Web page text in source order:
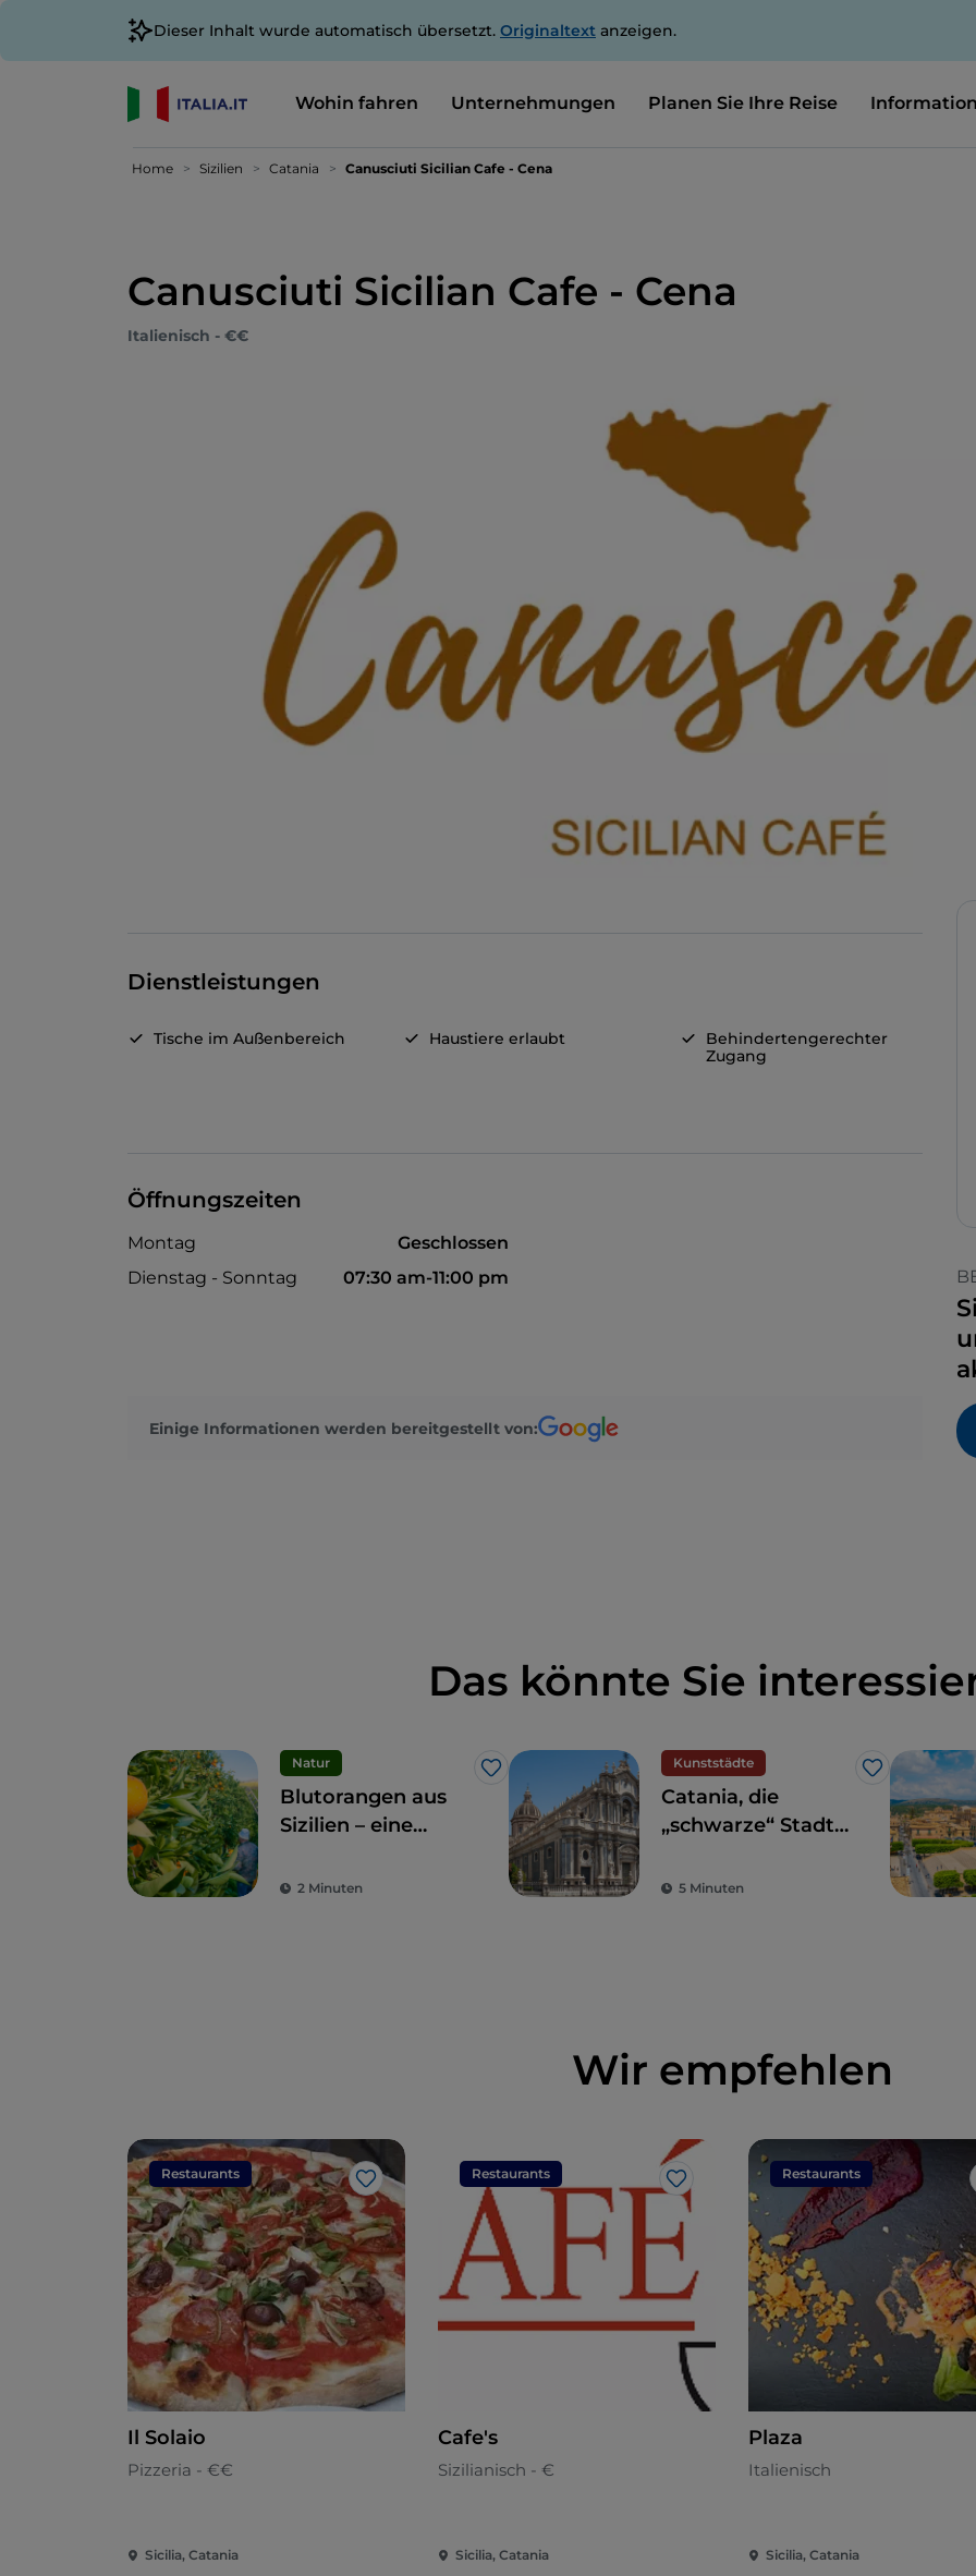
Dieser Inhalt wurde automatisch übersetzt. Originaltext anzeigen.
Wohin fahren Unternehmungen Planen Sie Ihre Reise
Home Sizilien Catania Canusciuti Sicilian Cafe - Cena
Canusciuti Sicilian Cafe - Cena
Italienisch - €€
Dienstleistungen
Tische im Außenbereich Haustiere erlaubt
Behindertengerechter
Zugang
Öffnungszeiten
Montag
Geschlossen
Dienstag - Sonntag
07:30 am-11:00 pm
Einige Informationen werden bereitgestellt von:
Das könnte Sie
Natur
Like
Blutorangen aus
Sizilien – eine
Delikatesse
2 Minuten
Kunststädte
Like
Catania, die
„schwarze“ Stadt
5 Minuten
Wir empfehlen
Restaurants
Like
Il Solaio
Pizzeria - €€
Sicilia, Catania
Restaurants
Like
Cafe's
Sizilianisch - €
Sicilia, Catania
Restaurants
Plaza
Italienisch
Sicilia, Catania